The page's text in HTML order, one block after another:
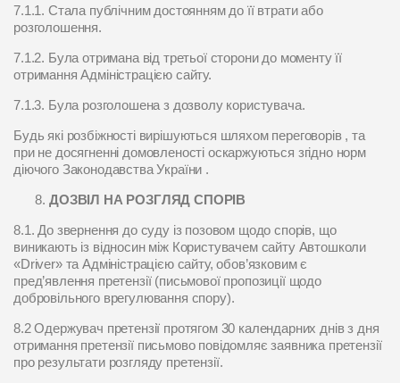
7.1.1. Стала публічним достоянням до її втрати або
розголошення.
7.1.2. Була отримана від третьої сторони до моменту її
отримання Адміністрацією сайту.
7.1.3. Була розголошена з дозволу користувача.
Будь які розбіжності вирішуються шляхом переговорів , та
при не досягненні домовленості оскаржуються згідно норм
діючого Законодавства України .
ДОЗВІЛ НА РОЗГЛЯД СПОРІВ
8.1. До звернення до суду із позовом щодо спорів, що
виникають із відносин між Користувачем сайту Автошколи
«Driver» та Адміністрацією сайту, обов’язковим є
пред’явлення претензії (письмової пропозиції щодо
добровільного врегулювання спору).
8.2 Одержувач претензії протягом 30 календарних днів з дня
отримання претензії письмово повідомляє заявника претензії
про результати розгляду претензії.